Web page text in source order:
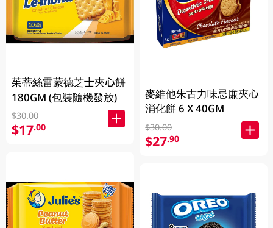
茱蒂絲雷蒙德芝士夾心餅
180GM (包裝隨機發放)
$30.00
$17.00
麥維他朱古力味忌廉夾心
消化餅 6 X 40GM
$30.00
$27.90